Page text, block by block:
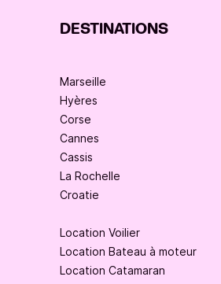
DESTINATIONS
Marseille
Hyères
Corse
Cannes
Cassis
La Rochelle
Croatie
Location Voilier
Location Bateau à moteur
Location Catamaran